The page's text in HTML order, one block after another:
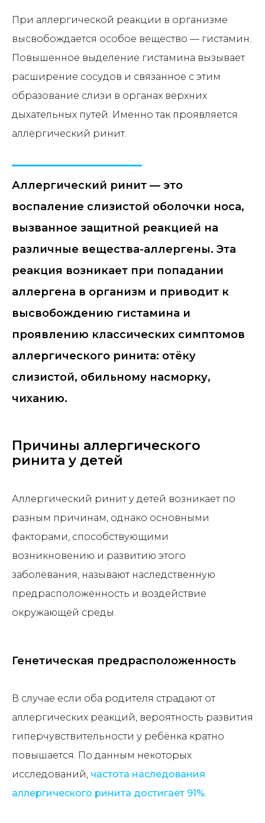
При аллергической реакции в организме
высвобождается особое вещество — гистамин.
Повышенное выделение гистамина вызывает
расширение сосудов и связанное с этим
образование слизи в органах верхних
дыхательных путей. Именно так проявляется
аллергический ринит.
Аллергический ринит — это
воспаление слизистой оболочки носа,
вызванное защитной реакцией на
различные вещества-аллергены. Эта
реакция возникает при попадании
аллергена в организм и приводит к
высвобождению гистамина и
проявлению классических симптомов
аллергического ринита: отёку
слизистой, обильному насморку,
чиханию.
Причины аллергического
ринита у детей
Аллергический ринит у детей возникает по
разным причинам, однако основными
факторами, способствующими
возникновению и развитию этого
заболевания, называют наследственную
предрасположенность и воздействие
окружающей среды.
Генетическая предрасположенность
В случае если оба родителя страдают от
аллергических реакций, вероятность развития
гиперчувствительности у ребёнка кратно
повышается. По данным некоторых
исследований, частота наследования
аллергического ринита достигает 91%